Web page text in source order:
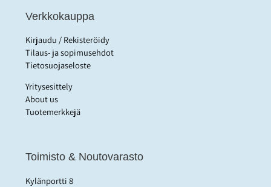
Verkkokauppa
Kirjaudu / Rekisteröidy
Tilaus- ja sopimusehdot
Tietosuojaseloste
Yritysesittely
About us
Tuotemerkkejä
Toimisto & Noutovarasto
Kylänportti 8